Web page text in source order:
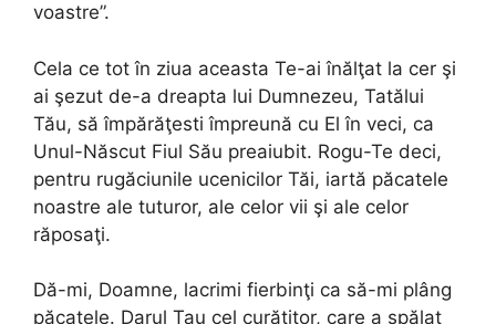
voastre”.
Cela ce tot în ziua aceasta Te-ai înălţat la cer şi
ai şezut de-a dreapta lui Dumnezeu, Tatălui
Tău, să împărăţesti împreună cu El în veci, ca
Unul-Născut Fiul Său preaiubit. Rogu-Te deci,
pentru rugăciunile ucenicilor Tăi, iartă păcatele
noastre ale tuturor, ale celor vii şi ale celor
răposaţi.
Dă-mi, Doamne, lacrimi fierbinţi ca să-mi plâng
păcatele. Darul Tau cel curăţitor, care a spălat